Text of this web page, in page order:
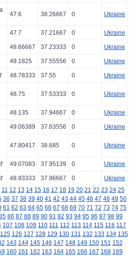
47.6 38.26667 0 Ukraine
47.7 37.21667 0 Ukraine
48.66667 37.23333 0 Ukraine
49.1825 37.55556 0 Ukraine
48.78333 37.55 0 Ukraine
48.75 37.53333 0 Ukraine
48.135 37.94667 0 Ukraine
49.06389 37.63556 0 Ukraine
47.80417 38.685 0 Ukraine
49.07083 37.95139 0 Ukraine
48.93333 37.96667 0
Ukraine
11 12 13 14 15 16 17 18 19 20 21 22 23 24 25
36 37 38 39 40 41 42 43 44 45 46 47 48 49 50
61 62 63 64 65 66 67 68 69 70 71 72 73 74 75
86 87 88 89 90 91 92 93 94 95 96 97 98 99
107 108 109 110 111 112 113 114 115 116 117
125 126 127 128 129 130 131 132 133 134 135
143 144 145 146 147 148 149 150 151 152
160 161 162 163 164 165 166 167 168 169